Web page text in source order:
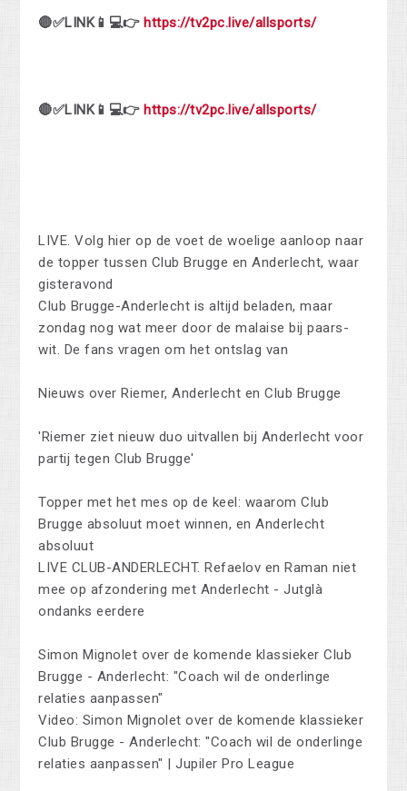
🔴✅LINK📱💻👉 https://tv2pc.live/allsports/
🔴✅LINK📱💻👉 https://tv2pc.live/allsports/
LIVE. Volg hier op de voet de woelige aanloop naar
de topper tussen Club Brugge en Anderlecht, waar
gisteravond
Club Brugge-Anderlecht is altijd beladen, maar
zondag nog wat meer door de malaise bij paars-
wit. De fans vragen om het ontslag van
Nieuws over Riemer, Anderlecht en Club Brugge
'Riemer ziet nieuw duo uitvallen bij Anderlecht voor
partij tegen Club Brugge'
Topper met het mes op de keel: waarom Club
Brugge absoluut moet winnen, en Anderlecht
absoluut
LIVE CLUB-ANDERLECHT. Refaelov en Raman niet
mee op afzondering met Anderlecht - Jutglà
ondanks eerdere
Simon Mignolet over de komende klassieker Club
Brugge - Anderlecht: "Coach wil de onderlinge
relaties aanpassen"
Video: Simon Mignolet over de komende klassieker
Club Brugge - Anderlecht: "Coach wil de onderlinge
relaties aanpassen" | Jupiler Pro League